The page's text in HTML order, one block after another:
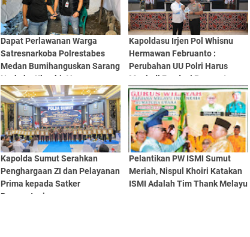
Dapat Perlawanan Warga
Satresnarkoba Polrestabes
Medan Bumihanguskan Sarang
Narkoba Klambir V
Kapoldasu Irjen Pol Whisnu
Hermawan Februanto :
Perubahan UU Polri Harus
Menjadi Fondasi Penguatan
Profesionalisme dan
Akuntabilitas Personel
Kapolda Sumut Serahkan
Penghargaan ZI dan Pelayanan
Prima kepada Satker
Berprestasi
Pelantikan PW ISMI Sumut
Meriah, Nispul Khoiri Katakan
ISMI Adalah Tim Thank Melayu